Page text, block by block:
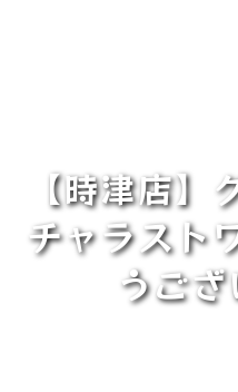
【時津店
チャラスト
うご